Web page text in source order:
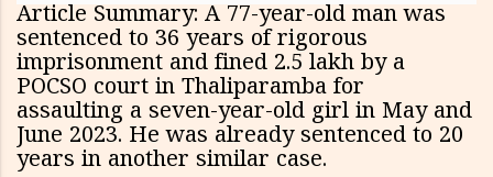
Article Summary: A 77-year-old man was
sentenced to 36 years of rigorous
imprisonment and fined ₹2.5 lakh by a
POCSO court in Thaliparamba for
assaulting a seven-year-old girl in May and
June 2023. He was already sentenced to 20
years in another similar case.